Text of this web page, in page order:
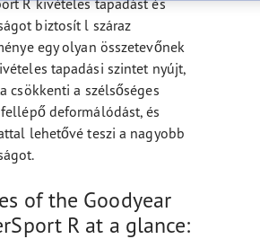
R kivételes tapadást és
biztosít l száraz
egy olyan összetevőnek
tapadási szintet nyújt,
csökkenti a szélsőséges
deformálódást, és
lehetővé teszi a nagyobb
of the Goodyear
R at a glance: